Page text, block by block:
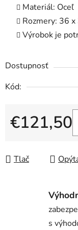
Materiál: Oceľ
Rozmery: 36
Výrobok je
Dostupnosť
Kód:
€121,50
Tlač
s